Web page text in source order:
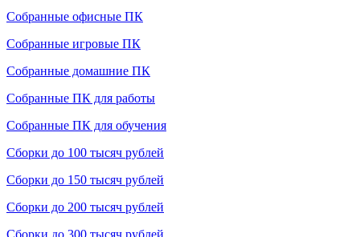
Собранные офисные ПК
Собранные игровые ПК
Собранные домашние ПК
Собранные ПК для работы
Собранные ПК для обучения
Сборки до 100 тысяч рублей
Сборки до 150 тысяч рублей
Сборки до 200 тысяч рублей
Сборки до 300 тысяч рублей